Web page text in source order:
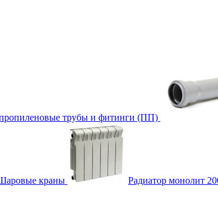
трубы и фитинги (ПП)
краны Радиатор монолит